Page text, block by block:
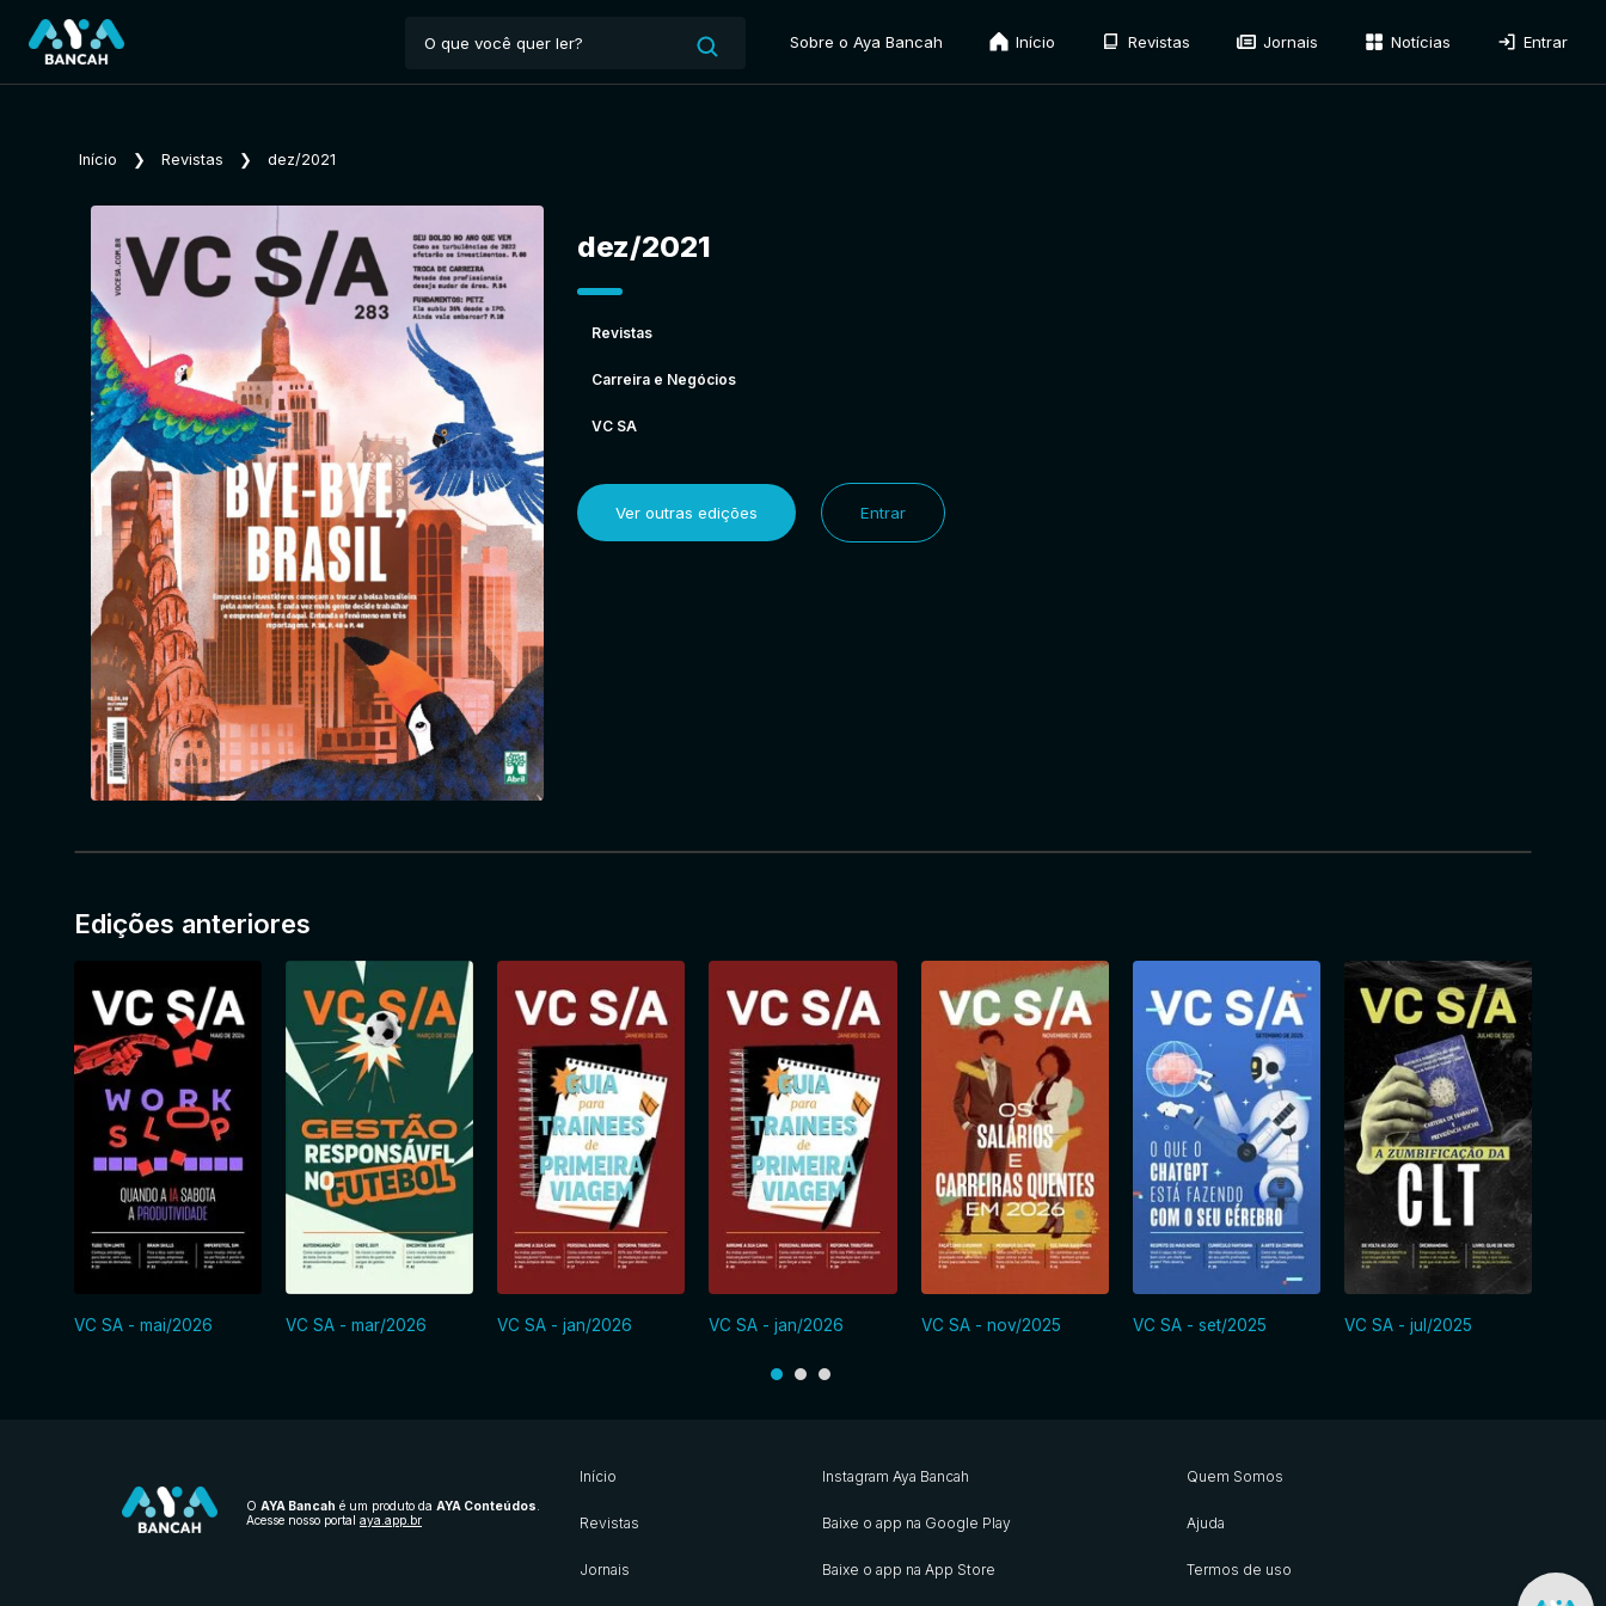
Sobre o Aya Bancah Início Revistas Jornais Notícias Entrar
Início ❯ Revistas ❯ dez/2021
dez/2021
Revistas
Carreira e Negócios
VC SA
Ver outras edições Entrar
Edições anteriores
VC SA - mai/2026 VC SA - mar/2026 VC SA - jan/2026 VC SA - jan/2026 VC SA - nov/2025 VC SA - set/2025 VC SA - jul/2025
O AYA Bancah é um produto da AYA Conteúdos
Acesse nosso portal aya.app.br
Início
Revistas
Jornais
Instagram Aya Bancah
Baixe o app na Google Play
Baixe o app na App Store
Quem Somos
Ajuda
Termos de uso